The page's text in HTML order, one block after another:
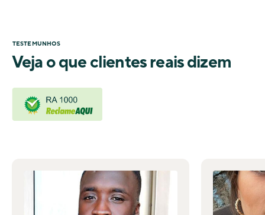
TESTEMUNHOS
Veja o que clientes reais dizem